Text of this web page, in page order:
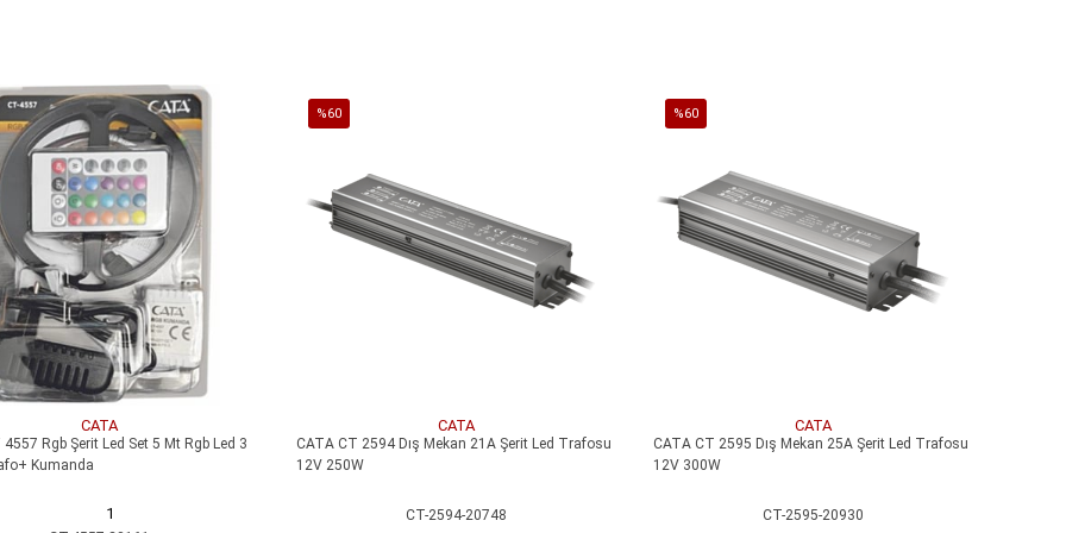
%40
%40
İndirim
CATA
Rgb Şerit Led Set 5 Mt Rgb Led 3
Kumanda
1
%60
%60İndirim
CATA
CATA CT 2594 Dış Mekan 21A Şerit Led Trafosu
12V 250W
CT-2594-20748
%60
%60İndirim
CATA
CATA CT 2595 Dış Mekan 25A Şerit Led Trafosu
12V 300W
CT-2595-20930